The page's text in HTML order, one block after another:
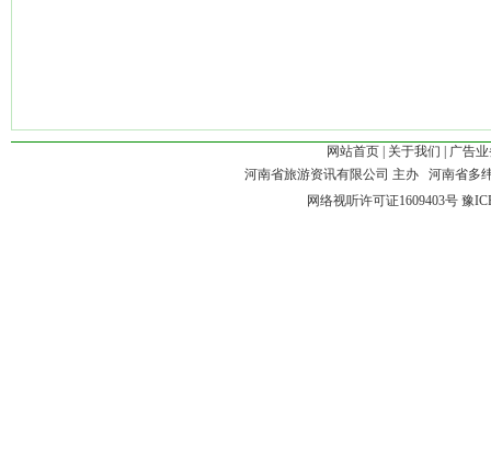
网站首页 关于我们
广告
河南省旅游资讯有限公司 主办 河南省多
网络视听许可证1609403号豫